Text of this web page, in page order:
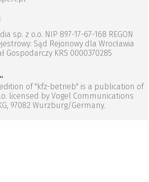
sp. z o.o. NIP 897-17-67-168 REGON
Sąd Rejonowy dla Wrocławia
Gospodarczy KRS 0000370285
edition of "kfz-betrieb" is a publication of
licensed by Vogel Communications
97082 Wurzburg/Germany.